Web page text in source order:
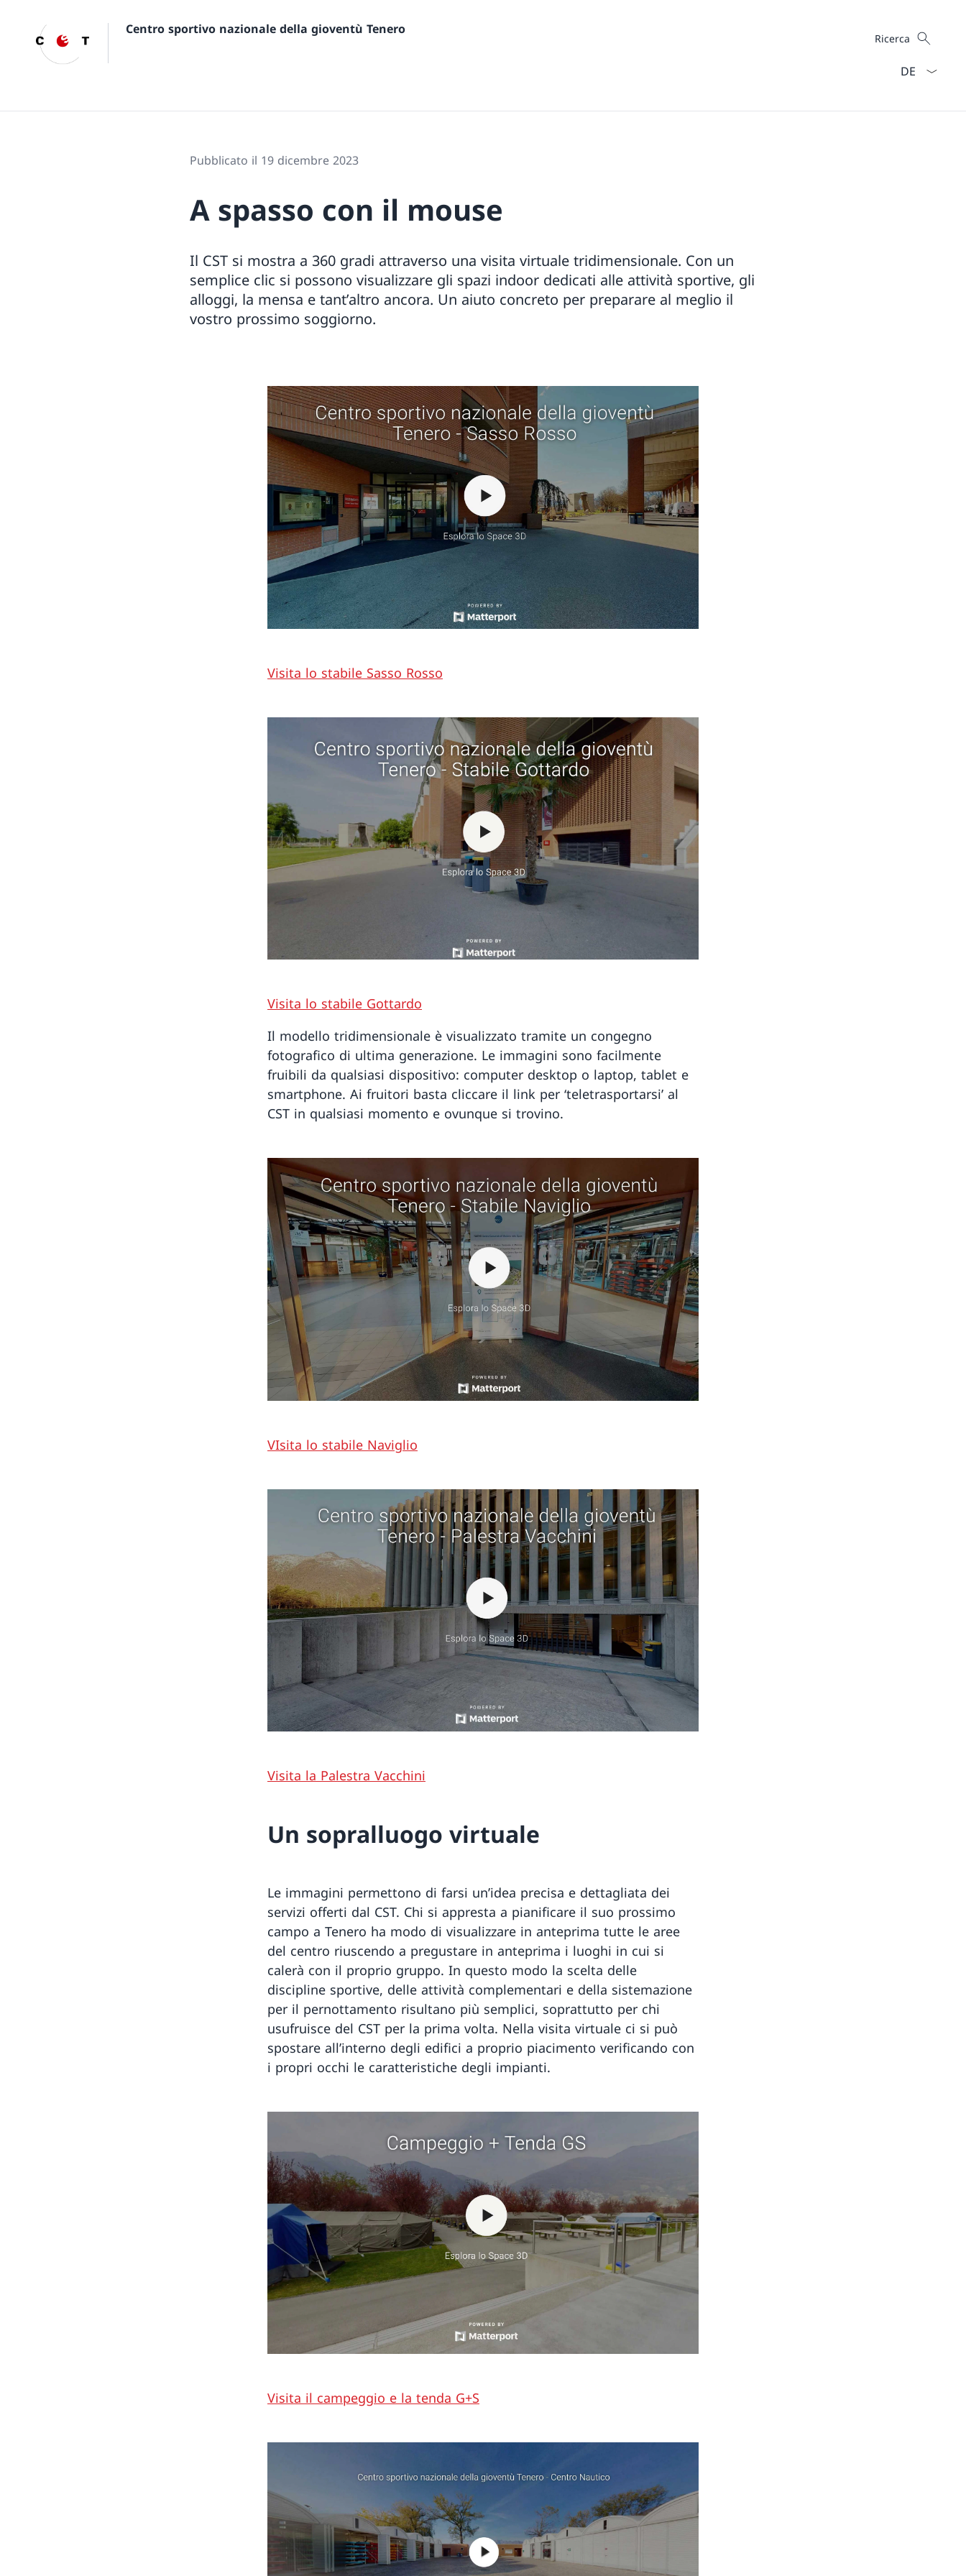
Centro sportivo nazionale della gioventù Tenero Cercare
Ricerca
Pubblicato il 19 dicembre 2023
A spasso con il mouse
Il CST si mostra a 360 gradi attraverso una visita virtuale tridimensionale. Con un
semplice clic si possono visualizzare gli spazi indoor dedicati alle attività sportive, gli
alloggi, la mensa e tant’altro ancora. Un aiuto concreto per preparare al meglio il
vostro prossimo soggiorno.
Visita lo stabile Sasso Rosso
Visita lo stabile Gottardo
Il modello tridimensionale è visualizzato tramite un congegno
fotografico di ultima generazione. Le immagini sono facilmente
fruibili da qualsiasi dispositivo: computer desktop o laptop, tablet e
smartphone. Ai fruitori basta cliccare il link per ‘teletrasportarsi’ al
CST in qualsiasi momento e ovunque si trovino.
VIsita lo stabile Naviglio
Visita la Palestra Vacchini
Un sopralluogo virtuale
Le immagini permettono di farsi un’idea precisa e dettagliata dei
servizi offerti dal CST. Chi si appresta a pianificare il suo prossimo
campo a Tenero ha modo di visualizzare in anteprima tutte le aree
del centro riuscendo a pregustare in anteprima i luoghi in cui si
calerà con il proprio gruppo. In questo modo la scelta delle
discipline sportive, delle attività complementari e della sistemazione
per il pernottamento risultano più semplici, soprattutto per chi
usufruisce del CST per la prima volta. Nella visita virtuale ci si può
spostare all’interno degli edifici a proprio piacimento verificando con
i propri occhi le caratteristiche degli impianti.
Visita il campeggio e la tenda G+S